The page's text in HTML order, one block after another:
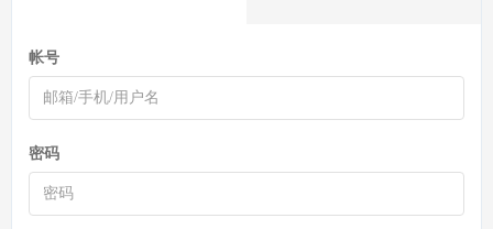
帐号
密码